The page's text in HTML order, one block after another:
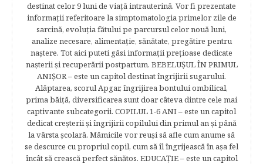
destinat celor 9 luni de viaţă intrauterină. Vor fi prezentate
informaţii referitoare la simptomatologia primelor zile de
sarcină, evoluţia fătului pe parcursul celor nouă luni,
analize necesare, alimentaţie, sănătate, pregătire pentru
naştere. Tot aici puteti găsi informaţii preţioase dedicate
naşterii şi recuperării postpartum. BEBELUŞUL ÎN PRIMUL
ANIŞOR – este un capitol destinat îngrijirii sugarului.
Alăptarea, scorul Apgar, îngrijirea bontului ombilical,
prima băiţă, diversificarea sunt doar câteva dintre cele mai
captivante subcategorii. COPILUL 1-6 ANI – este un capitol
dedicat creşterii şi îngrijirii copilului din primul an şi până
la vârsta şcolară. Mămicile vor reuşi să afle cum anume să
se descurce cu propriul copil, cum să îl îngrijească în aşa fel
încât să crească perfect sănătos. EDUCAŢIE – este un capitol